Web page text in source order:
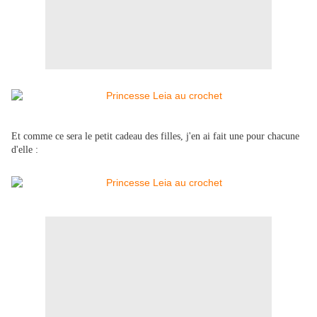
Et comme ce sera le petit cadeau des filles, j'en ai fait une pour chacune
d'elle :